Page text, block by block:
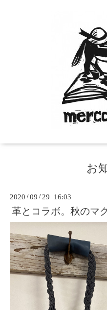
お
2020 /09 / 29 16:03
革とコラボ。秋のマ